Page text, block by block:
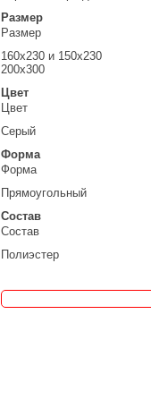
Размер
Размер
160х230 и 150х230
200х300
Цвет
Цвет
Серый
Форма
Форма
Прямоугольный
Состав
Состав
Полиэстер